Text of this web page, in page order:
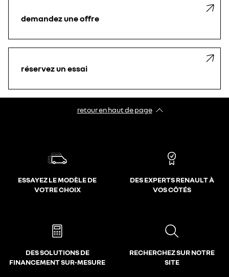
demandez une offre
réservez un essai
retour en haut de page​
ESSAYEZ LE MODÈLE DE
VOTRE CHOIX
DES EXPERTS RENAULT À
VOS CÔTÉS
DES SOLUTIONS DE
FINANCEMENT SUR-MESURE
RECHERCHEZ SUR NOTRE
SITE